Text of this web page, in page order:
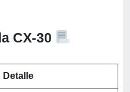
CX-30
Detalle